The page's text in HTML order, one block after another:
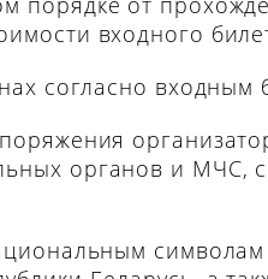
входного
согласно
органов и
символам